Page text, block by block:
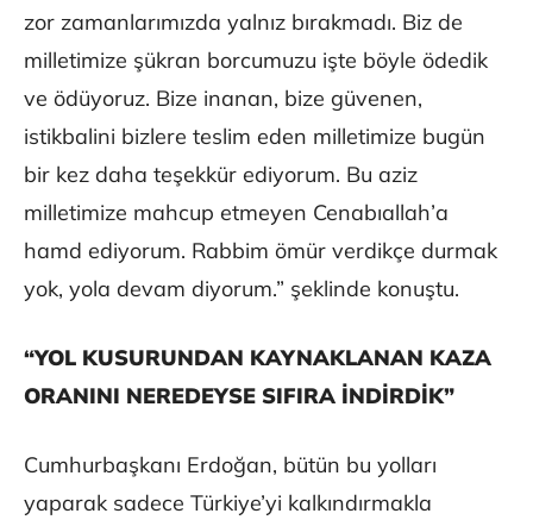
zor zamanlarımızda yalnız bırakmadı. Biz de
milletimize şükran borcumuzu işte böyle ödedik
ve ödüyoruz. Bize inanan, bize güvenen,
istikbalini bizlere teslim eden milletimize bugün
bir kez daha teşekkür ediyorum. Bu aziz
milletimize mahcup etmeyen Cenabıallah’a
hamd ediyorum. Rabbim ömür verdikçe durmak
yok, yola devam diyorum.” şeklinde konuştu.
“YOL KUSURUNDAN KAYNAKLANAN KAZA
ORANINI NEREDEYSE SIFIRA İNDİRDİK”
Cumhurbaşkanı Erdoğan, bütün bu yolları
yaparak sadece Türkiye’yi kalkındırmakla